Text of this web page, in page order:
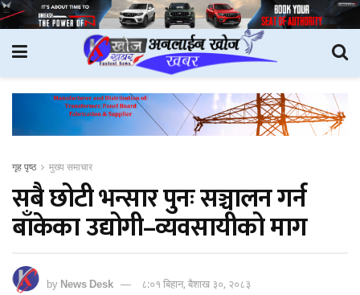
गृह पृष्ठ मुख्य समाचार
सबै छोटी भन्सार पुनः सञ्चालन गर्न
बाँकेका उद्योगी–व्यवसायीको माग
byNews Desk ८:०१ बिहान, बैशाख ३०, २०८३